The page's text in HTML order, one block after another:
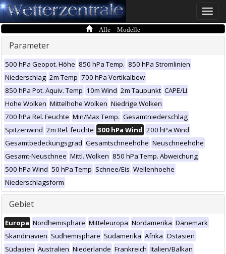
Toggle
Alle Modelle
Parameter
500 hPa Geopot. Höhe 850 hPa Temp. 850 hPa Stromlinien
Niederschlag 2m Temp 700 hPa Vertikalbew
850 hPa Pot. Äquiv. Temp 10m Wind 2m Taupunkt CAPE/LI
Hohe Wolken Mittelhohe Wolken Niedrige Wolken
700 hPa Rel. Feuchte Min/Max Temp. Gesamtniederschlag
Spitzenwind 2m Rel. feuchte 300 hPa Wind 200 hPa Wind
Gesamtbedeckungsgrad Gesamtschneehöhe Neuschneehöhe
Gesamt-Neuschnee Mittl. Wolken 850 hPa Temp. Abweichung
500 hPa Wind 50 hPa Temp Schnee/Eis Wellenhoehe
Niederschlagsform
Gebiet
Europa Nordhemisphäre Mitteleuropa Nordamerika Dänemark
Skandinavien Südhemisphäre Südamerika Afrika Ostasien
Südasien Australien Niederlande Frankreich Italien/Balkan